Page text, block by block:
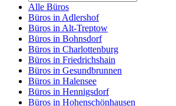
Alle Büros
Büros in Adlershof
Büros in Alt-Treptow
Büros in Bohnsdorf
Büros in Charlottenburg
Büros in Friedrichshain
Büros in Gesundbrunnen
Büros in Halensee
Büros in Hennigsdorf
Büros in Hohenschönhausen